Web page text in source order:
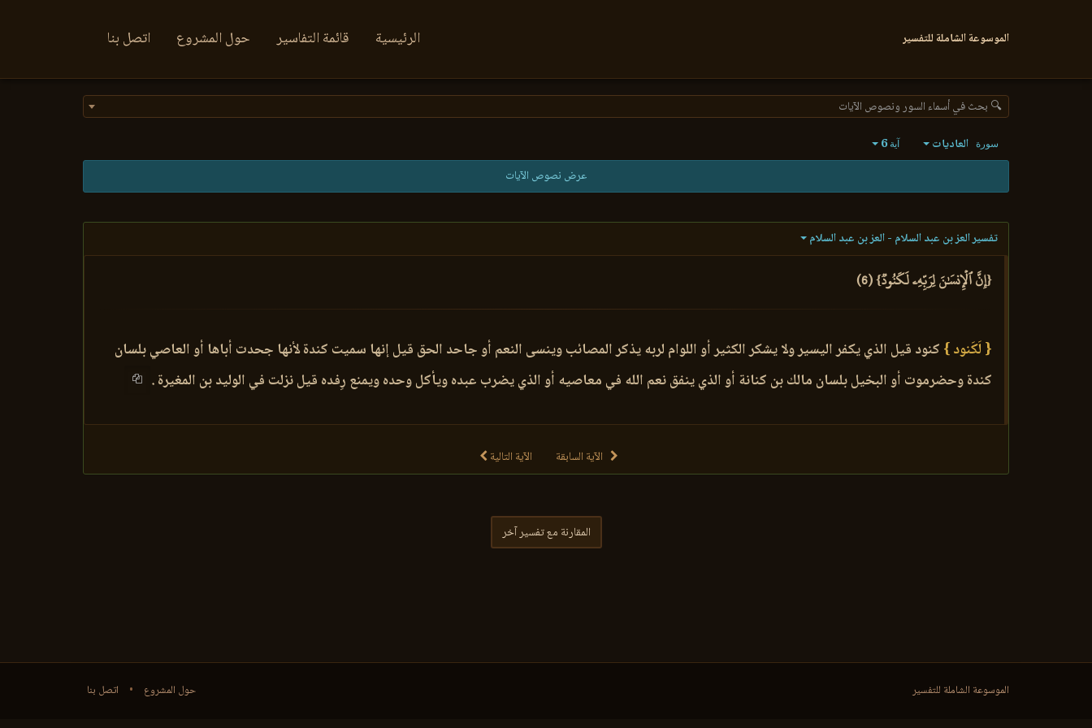
الموسوعة الشاملة للتفسير الرئيسية قائمة التفاسير حول المشروع اتصل بنا
🔍 بحث في أسماء السور ونصوص الآيات
سورة العاديات آية6
عرض نصوص الآيات
تفسير العز بن عبد السلام - العز بن عبد السلام
{إِنَّ ٱلۡإِنسَٰنَ لِرَبِّهِۦ لَكَنُودٞ} (6)
{ لَكَنود } كنود قيل الذي يكفر اليسير ولا يشكر الكثير أو اللوام لربه يذكر المصائب وينسى النعم أو جاحد الحق قيل إنها سميت كندة لأنها جحدت أباها أو العاصي بلسان
كندة وحضرموت أو البخيل بلسان مالك بن كنانة أو الذي ينفق نعم الله في معاصيه أو الذي يضرب عبده ويأكل وحده ويمنع رِفده قيل نزلت في الوليد بن المغيرة .
الآية السابقة الآية التالية
المقارنة مع تفسير آخر
حول المشروع • اتصل بنا الموسوعة الشاملة للتفسير